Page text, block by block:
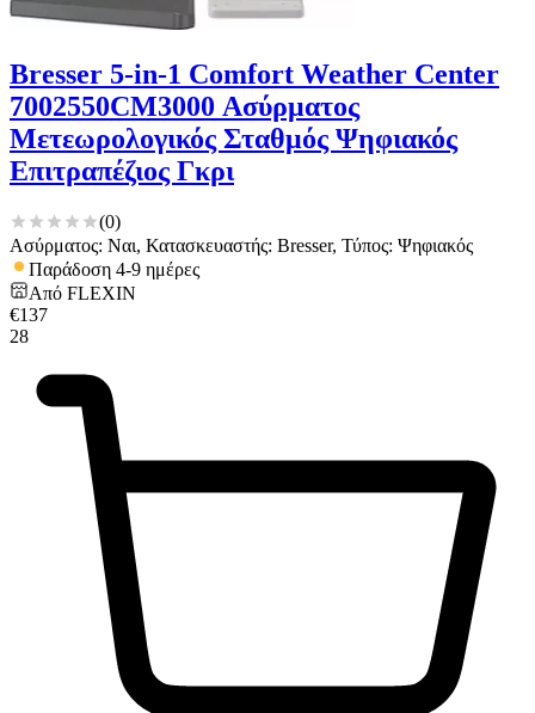
Bresser 5-in-1 Comfort Weather Center
7002550CM3000 Ασύρματος
Μετεωρολογικός Σταθμός Ψηφιακός
Επιτραπέζιος Γκρι
(0)
Ασύρματος: Ναι, Κατασκευαστής: Bresser, Τύπος: Ψηφιακός
Παράδοση 4-9 ημέρες
Από FLEXIN
€137
28